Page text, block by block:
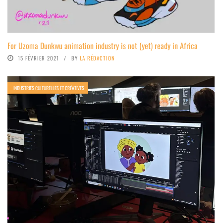
For Uzoma Dunkwu animation industry is not (yet) ready in Africa
15 FÉVRIER 2021 BY LA RÉDACTION
INDUSTRIES CULTURELLES ET CRÉATIVES